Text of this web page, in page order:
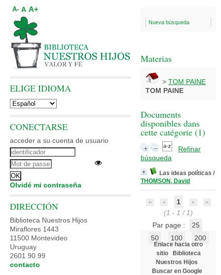
Nueva búsqueda
Materias
> TOM PAINE
TOM PAINE
Documents
disponibles dans
cette catégorie (1)
Refinar
búsqueda
Las ideas políticas /
THOMSON, David
1
(1 - 1 / 1)
Par page :
25
50
100 200
Enlace hacia otro
sitio
Biblioteca
Nuestros Hijos
Buscar en Google
A- A A+
ELIGE IDIOMA
CONECTARSE
acceder a su cuenta de usuario
Olvidé mi contraseña
DIRECCIÓN
Biblioteca Nuestros Hijos
Miraflores 1443
11500 Montevideo
Uruguay
2601 90 99
contacto